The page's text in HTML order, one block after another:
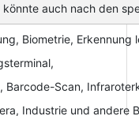
auch nach den
Biometrie, Erkennung
Barcode-Scan,
Industrie und andere